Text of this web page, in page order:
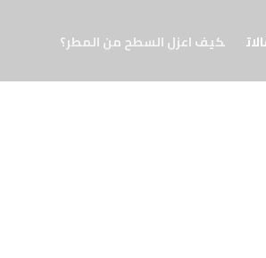
كيف اعزل السطح من المطر؟